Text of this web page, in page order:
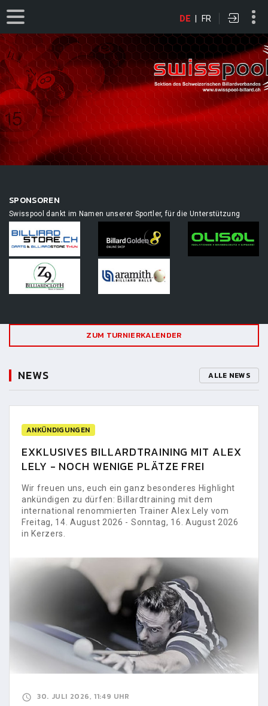
DE | FR
SPONSOREN
Swisspool dankt im Namen unserer Sportler, für die Unterstützung
ZUM TURNIERKALENDER
NEWS ALLE NEWS
ANKÜNDIGUNGEN
EXKLUSIVES BILLARDTRAINING MIT ALEX
LELY - NOCH WENIGE PLÄTZE FREI
Wir freuen uns, euch ein ganz besonderes Highlight
ankündigen zu dürfen: Billardtraining mit dem
international renommierten Trainer Alex Lely vom
Freitag, 14. August 2026 - Sonntag, 16. August 2026
in Kerzers.
30. JULI 2026, 11:49 UHR